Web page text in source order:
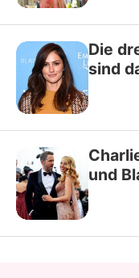
Die
sind
und